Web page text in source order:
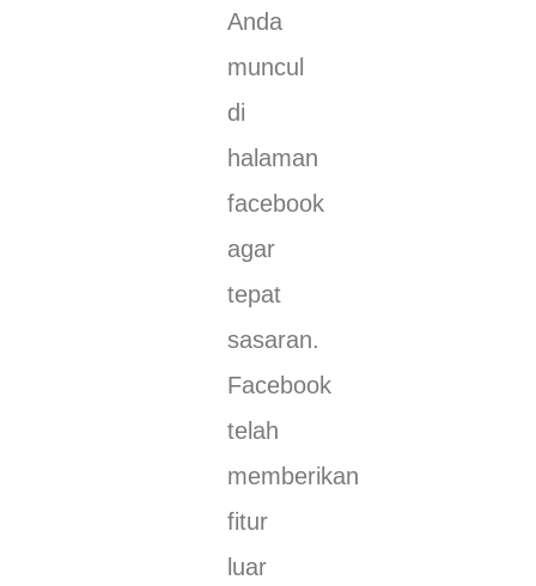
Anda
muncul
di
halaman
facebook
agar
tepat
sasaran.
Facebook
telah
memberikan
fitur
luar